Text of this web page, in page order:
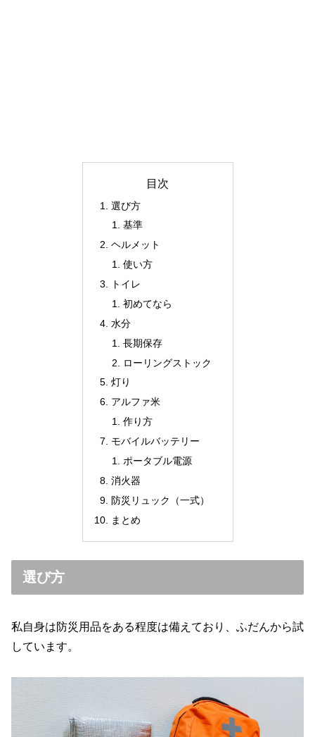
目次
選び方
基準
ヘルメット
使い方
トイレ
初めてなら
水分
長期保存
ローリングストック
灯り
アルファ米
作り方
モバイルバッテリー
ポータブル電源
消火器
防災リュック（一式）
まとめ
選び方
私自身は防災用品をある程度は備えており、ふだんから試
しています。